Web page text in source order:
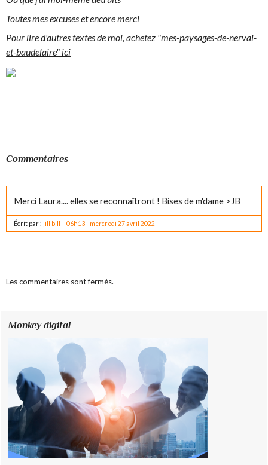
Toutes mes excuses et encore merci
Pour lire d'autres textes de moi, achetez "mes-paysages-de-nerval-
et-baudelaire" ici
Commentaires
Merci Laura.... elles se reconnaîtront ! Bises de m'dame >JB
Écrit par : jill bill 06h13- mercredi 27 avril 2022
Les commentaires sont fermés.
Monkey digital